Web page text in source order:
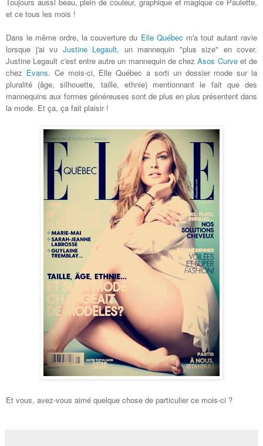
Toujours aussi beau, plein de couleur, graphique et magique ce Paulette,
et ce tous les mois !
Dans le même ordre, la couverture du Elle Québec m'a tout autant ravie
lorsque j'ai vu Justine Legault, un mannequin "plus size" en cover.
Justine Legault c'est entre autre un mannequin de chezAsos Curveet de
chez Evans. Ce mois-ci, Elle Québec a sorti un dossier mode sur la
pluralité (âge, silhouette, taille, ethnie) mentionnant le fait que des
mannequins aux formes généreuses sont de plus en plus présentent dans
la mode. Et ça, ça fait plaisir !
Et vous, avez-vous aimé quelque chose de particulierce mois-ci ?